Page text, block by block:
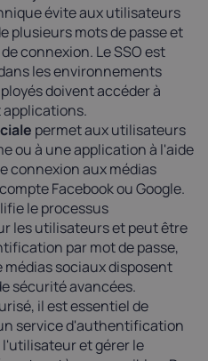
évite aux utilisateurs
plusieurs mots de passe et
connexion. Le SSO est
les environnements
doivent accéder à
permet aux utilisateurs
ou à une application à l'aide
connexion aux médias
Facebook ou Google.
le processus
les utilisateurs et peut être
par mot de passe,
sociaux disposent
sécurité avancées.
il est essentiel de
service d'authentification
et gérer le